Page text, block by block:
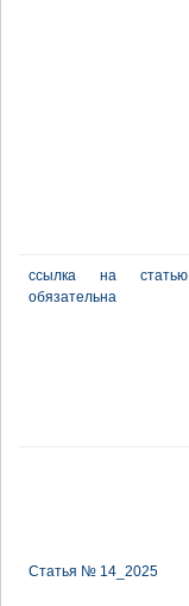
ссылка на статью
обязательна
Статья № 14_2025